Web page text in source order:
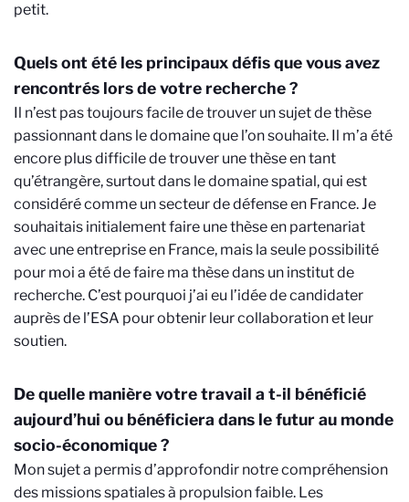
petit.
Quels ont été les principaux défis que vous avez
rencontrés lors de votre recherche ?
Il n’est pas toujours facile de trouver un sujet de thèse
passionnant dans le domaine que l’on souhaite. Il m’a été
encore plus difficile de trouver une thèse en tant
qu’étrangère, surtout dans le domaine spatial, qui est
considéré comme un secteur de défense en France. Je
souhaitais initialement faire une thèse en partenariat
avec une entreprise en France, mais la seule possibilité
pour moi a été de faire ma thèse dans un institut de
recherche. C’est pourquoi j’ai eu l’idée de candidater
auprès de l’ESA pour obtenir leur collaboration et leur
soutien.
De quelle manière votre travail a t-il bénéficié
aujourd’hui ou bénéficiera dans le futur au monde
socio-économique ?
Mon sujet a permis d’approfondir notre compréhension
des missions spatiales à propulsion faible. Les